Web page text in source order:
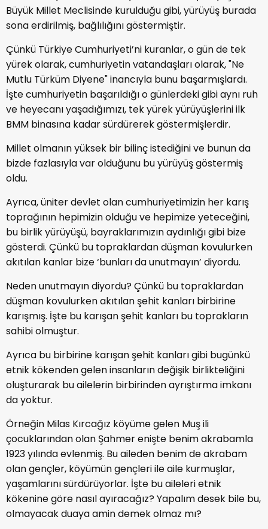
Büyük Millet Meclisinde kurulduğu gibi, yürüyüş burada
sona erdirilmiş, bağlılığını göstermiştir.
Çünkü Türkiye Cumhuriyeti’ni kuranlar, o gün de tek
yürek olarak, cumhuriyetin vatandaşları olarak, "Ne
Mutlu Türküm Diyene" inancıyla bunu başarmışlardı.
İşte cumhuriyetin başarıldığı o günlerdeki gibi aynı ruh
ve heyecanı yaşadığımızı, tek yürek yürüyüşlerini ilk
BMM binasına kadar sürdürerek göstermişlerdir.
Millet olmanın yüksek bir bilinç istediğini ve bunun da
bizde fazlasıyla var olduğunu bu yürüyüş göstermiş
oldu.
Ayrıca, üniter devlet olan cumhuriyetimizin her karış
toprağının hepimizin olduğu ve hepimize yeteceğini,
bu birlik yürüyüşü, bayraklarımızın aydınlığı gibi bize
gösterdi. Çünkü bu topraklardan düşman kovulurken
akıtılan kanlar bize ‘bunları da unutmayın’ diyordu.
Neden unutmayın diyordu? Çünkü bu topraklardan
düşman kovulurken akıtılan şehit kanları birbirine
karışmış. İşte bu karışan şehit kanları bu toprakların
sahibi olmuştur.
Ayrıca bu birbirine karışan şehit kanları gibi bugünkü
etnik kökenden gelen insanların değişik birlikteliğini
oluşturarak bu ailelerin birbirinden ayrıştırma imkanı
da yoktur.
Örneğin Milas Kırcağız köyüme gelen Muş ili
çocuklarından olan Şahmer enişte benim akrabamla
1923 yılında evlenmiş. Bu aileden benim de akrabam
olan gençler, köyümün gençleri ile aile kurmuşlar,
yaşamlarını sürdürüyorlar. İşte bu aileleri etnik
kökenine göre nasıl ayıracağız? Yapalım desek bile bu,
olmayacak duaya amin demek olmaz mı?